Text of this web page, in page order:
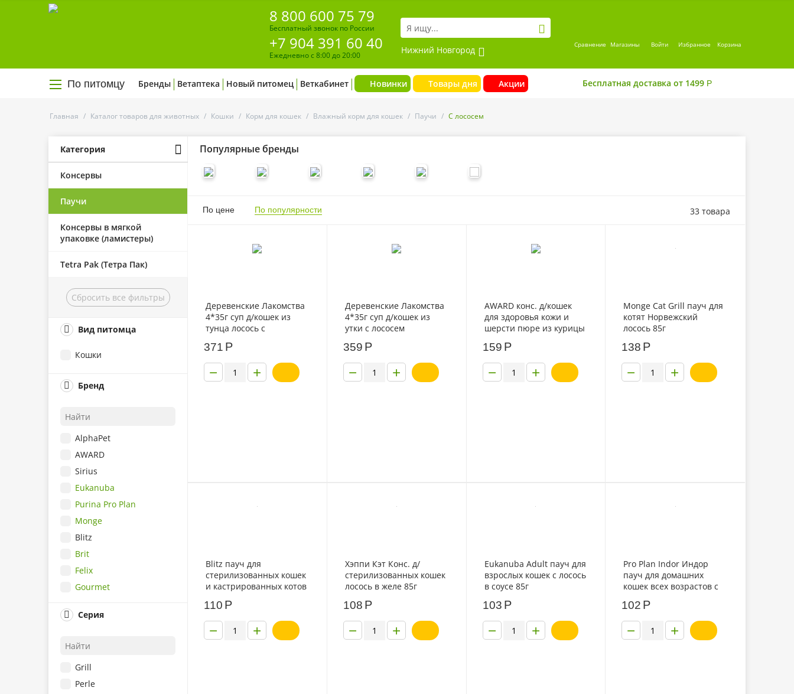
8 800 600 75 79
Бесплатный звонок по России
+7 904 391 60 40
Ежедневно с 8:00 до 20:00 Нижний Новгород Сравнение Магазины Войти Избранное Корзина
По питомцу Бренды Ветаптека Новый питомец Веткабинет Новинки Товары дня Акции Бесплатная доставка от 1499 Р
Главная / Каталог товаров для животных / Кошки / Корм для кошек / Влажный корм для кошек / Паучи / С лососем
Категория
Консервы
Паучи
Консервы в мягкой
упаковке (ламистеры)
Tetra Pak (Тетра Пак)
Сбросить все фильтры
Вид питомца
Кошки
Бренд
AlphaPet
AWARD
Sirius
Eukanuba
Purina Pro Plan
Monge
Blitz
Brit
Felix
Gourmet
Wellness Core
Мнямс
Родные Корма
AJO
Серия
Grill
Perle
Популярные бренды
По цене По популярности 33 товара
Деревенские Лакомства
4*35г суп д/кошек из
тунца лосось с
371 Р
+
−
Деревенские Лакомства
4*35г суп д/кошек из
утки с лососем
359 Р
+
−
AWARD конс. д/кошек
для здоровья кожи и
шерсти пюре из курицы
159 Р
+
−
Monge Cat Grill пауч для
котят Норвежский
лосось 85г
138 Р
+
−
Blitz пауч для
стерилизованных кошек
и кастрированных котов
соусе 85г
110 Р
+
−
Хэппи Кэт Конс. д/
стерилизованных кошек
лосось в желе 85г
108 Р
+
−
Eukanuba Adult пауч для
взрослых кошек с лосось
в соусе 85г
103 Р
+
−
Pro Plan Indor Индор
пауч для домашних
кошек всех возрастов с
102 Р
+
−